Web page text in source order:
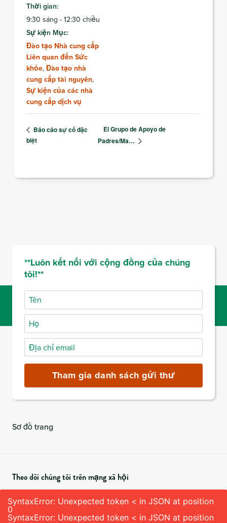
Thời gian:
9:30 sáng - 12:30 chiều
Sự kiện Mục:
Đào tạo Nhà cung cấp
Liên quan đến Sức
khỏe, Đào tạo nhà
cung cấp tài nguyên,
Sự kiện của các nhà
cung cấp dịch vụ
Báo cáo sự cố đặc
biệt
El Grupo de Apoyo de
Padres/Ma…
**Luôn kết nối với cộng đồng của chúng
tôi!**
Tên
Họ
Địa
chỉ
(bắt
buộc)
Tham gia danh sách gửi thư
Sơ đồ trang
Theo dõi chúng tôi trên mạng xã hội
SyntaxError: Unexpected token < in JSON at position
0
SyntaxError: Unexpected token < in JSON at position